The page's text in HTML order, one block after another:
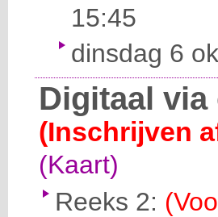
15:45
dinsdag 6
Digitaal via
(Inschrijven
(Kaart)
Reeks 2: